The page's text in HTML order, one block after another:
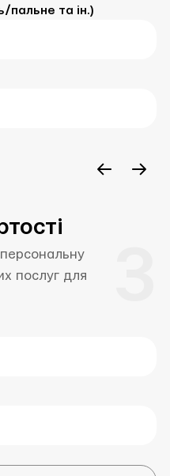
пальне та ін.)
послуг для